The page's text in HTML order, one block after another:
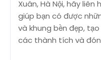
Xuân, Hà Nội, hãy
giúp bạn có được
và khung bền đẹp,
các thành tích và